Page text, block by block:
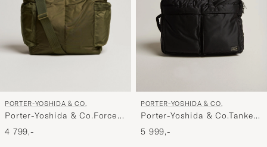
PORTER-YOSHIDA & CO.
Porter-Yoshida & Co.Force
2Way Tote BagOlive Drab
4 799,-
PORTER-YOSHIDA & CO.
Porter-Yoshida & Co.Tanker
3Way Document BagBlack
5 999,-